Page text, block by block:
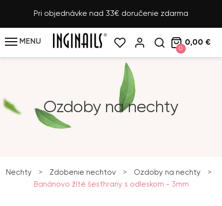
Pri objednávke nad 33€ doručenie zdarma
MENU
0
0,00 €
Ozdoby na nechty
Nechty > Zdobenie nechtov > Ozdoby na nechty
>
Banánovo žlté šesťhrany s odleskom - 3mm